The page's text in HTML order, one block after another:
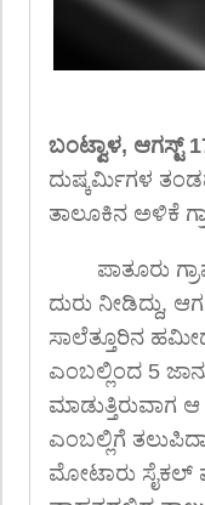
ಬಂಟ್ವಾಳ, ಆಗಸ್ಟ್
ದುಷ್ಕರ್ಮಿಗಳ
ತಾಲೂಕಿನ ಅಳಿಕೆ
ಪಾತೂರು
ದುರು ನೀಡಿದ್ದು,
ಸಾಲೆತ್ತೂರಿನ
ಎಂಬಲ್ಲಿಂದ 5
ಮಾಡುತ್ತಿರುವಾಗ
ಎಂಬಲ್ಲಿಗೆ
ಮೋಟಾರು ಸೈಕಲ್